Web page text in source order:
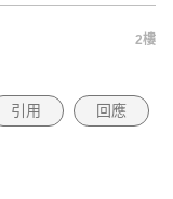
2樓
引用 回應